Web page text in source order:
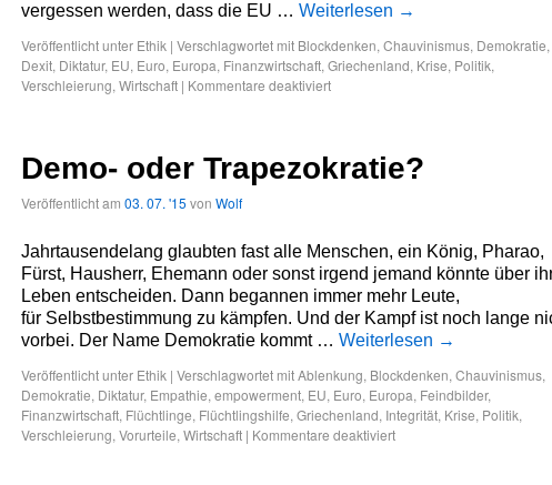
vergessen werden, dass die EU … Weiterlesen →
Veröffentlicht unter Ethik | Verschlagwortet mit Blockdenken, Chauvinismus, Demokratie,
Dexit, Diktatur, EU, Euro, Europa, Finanzwirtschaft, Griechenland, Krise, Politik,
Verschleierung, Wirtschaft | Kommentare deaktiviert
Demo- oder Trapezokratie?
Veröffentlicht am 03. 07. '15 von Wolf
Jahrtausendelang glaubten fast alle Menschen, ein König, Pharao,
Fürst, Hausherr, Ehemann oder sonst irgend jemand könnte über
Leben entscheiden. Dann begannen immer mehr Leute,
für Selbstbestimmung zu kämpfen. Und der Kampf ist noch lange
vorbei. Der Name Demokratie kommt … Weiterlesen →
Veröffentlicht unter Ethik | Verschlagwortet mitAblenkung, Blockdenken, Chauvinismus,
Demokratie, Diktatur, Empathie, empowerment, EU, Euro, Europa, Feindbilder,
Finanzwirtschaft, Flüchtlinge, Flüchtlingshilfe, Griechenland, Integrität, Krise, Politik,
Verschleierung, Vorurteile, Wirtschaft | Kommentare deaktiviert